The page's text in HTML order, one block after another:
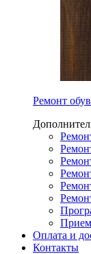
Ремонт
Оплата и
Контакты